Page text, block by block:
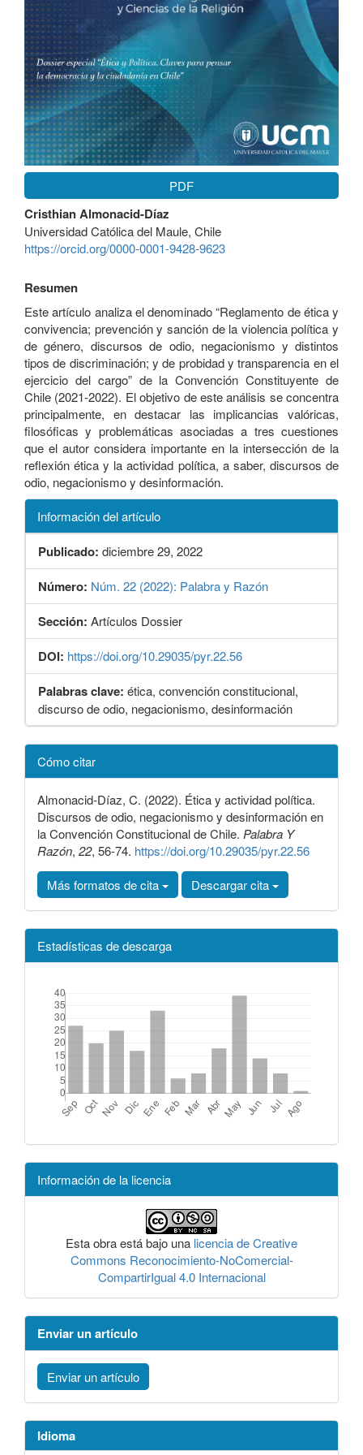
PDF
Contenido
principal
del
artículo
Cristhian Almonacid-Díaz
Universidad Católica del Maule, Chile
https://orcid.org/0000-0001-9428-9623
Resumen
Este artículo analiza el denominado “Reglamento de ética y
convivencia; prevención y sanción de la violencia política y
de género, discursos de odio, negacionismo y distintos
tipos de discriminación; y de probidad y transparencia en el
ejercicio del cargo” de la Convención Constituyente de
Chile (2021-2022). El objetivo de este análisis se concentra
principalmente, en destacar las implicancias valóricas,
filosóficas y problemáticas asociadas a tres cuestiones
que el autor considera importante en la intersección de la
reflexión ética y la actividad política, a saber, discursos de
odio, negacionismo y desinformación.
Información del artículo
Publicado: diciembre 29, 2022
Número: Núm. 22 (2022): Palabra y Razón
Sección: Artículos Dossier
DOI: https://doi.org/10.29035/pyr.22.56
Palabras clave: ética, convención constitucional,
discurso de odio, negacionismo, desinformación
Detalles
del
artículo
Cómo citar
Almonacid-Díaz, C. (2022). Ética y actividad política.
Discursos de odio, negacionismo y desinformación en
la Convención Constitucional de Chile. Palabra Y
Razón, 22, 56-74. https://doi.org/10.29035/pyr.22.56
Más formatos de cita
Descargar cita
Estadísticas de descarga
Información de la licencia
Esta obra está bajo una licencia de Creative
Commons Reconocimiento-NoComercial-
CompartirIgual 4.0 Internacional
Enviar un artículo
Enviar un artículo
Idioma